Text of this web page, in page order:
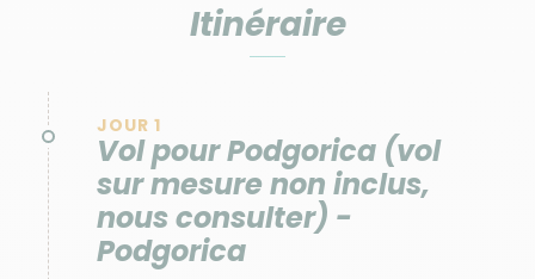
Itinéraire
JOUR 1
Vol pour Podgorica (vol
sur mesure non inclus,
nous consulter) -
Podgorica